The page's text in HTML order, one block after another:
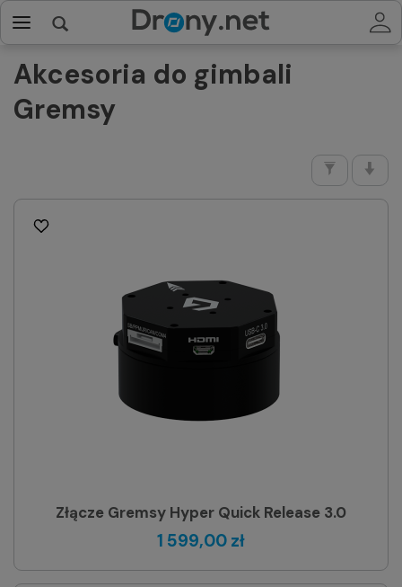
Akcesoria do gimbali
Gremsy
Złącze Gremsy Hyper Quick Release 3.0
1 599,00 zł